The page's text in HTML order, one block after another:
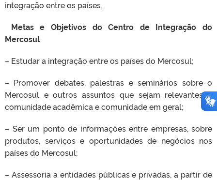
integração entre os países.
Metas e Objetivos do Centro de Integração do
Mercosul
– Estudar a integração entre os países do Mercosul;
– Promover debates, palestras e seminários sobre o
Mercosul e outros assuntos que sejam relevantes à
comunidade acadêmica e comunidade em geral;
– Ser um ponto de informações entre empresas, sobre
produtos, serviços e oportunidades de negócios nos
países do Mercosul;
– Assessoria a entidades públicas e privadas, a partir de